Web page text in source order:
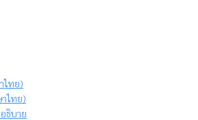
ไทย)
ไทย)
ธิบาย